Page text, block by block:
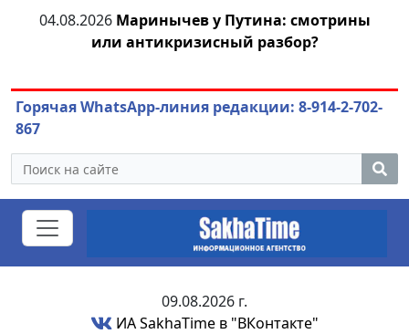
04.08.2026 Маринычев у Путина: смотрины
или антикризисный разбор?
Горячая WhatsApp-линия редакции: 8-914-2-702-
867
09.08.2026 г.
ИА SakhaTime в "ВКонтакте"